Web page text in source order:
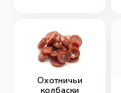
Охотничьи
колбаски